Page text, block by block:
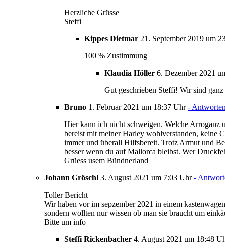
Herzliche Grüsse
Steffi
Kippes Dietmar 21. September 2019 um
100 % Zustimmung
Klaudia Höller 6. Dezember 2021
Gut geschrieben Steffi! Wir sind
Bruno 1. Februar 2021 um 18:37 Uhr-
Hier kann ich nicht schweigen. Welche Arroganz
bereist mit meiner Harley wohlverstanden, keine
immer und überall Hilfsbereit. Trotz Armut und
besser wenn du auf Mallorca bleibst. Wer
Grüess usem Bündnerland
Johann Gröschl 3. August 2021 um 7:03 Uhr-
Toller Bericht
Wir haben vor im sepzember 2021 in einem
sondern wollten nur wissen ob man sie braucht um
Bitte um info
Steffi Rickenbacher 4. August 2021 um 18:48